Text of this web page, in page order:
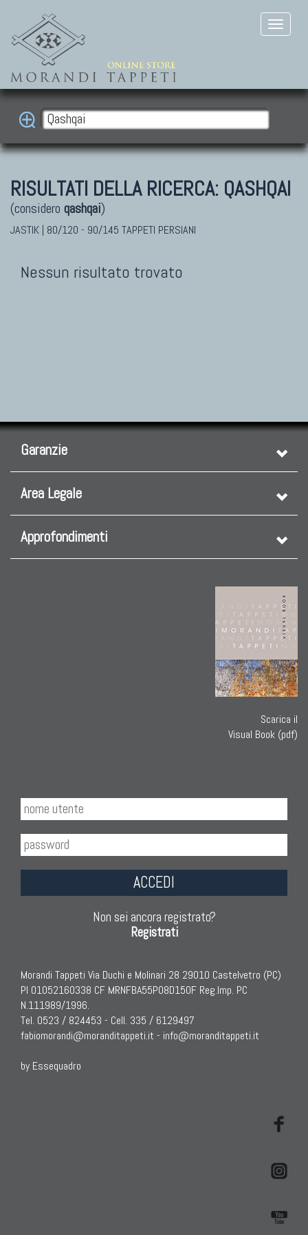
RISULTATI DELLA RICERCA: QASHQAI
(considero qashqai)
JASTIK | 80/120 - 90/145 TAPPETI PERSIANI
Nessun risultato trovato
Garanzie
Area Legale
Approfondimenti
Scarica il
Visual Book (pdf)
ACCEDI
Non sei ancora registrato?
Registrati
Morandi Tappeti Via Duchi e Molinari 28 29010 Castelvetro (PC)
PI 01052160338 CF MRNFBA55P08D150F Reg.Imp. PC
N.111989/1996.
Tel. 0523 / 824453 - Cell. 335 / 6129497
fabiomorandi@moranditappeti.it - info@moranditappeti.it
by Essequadro